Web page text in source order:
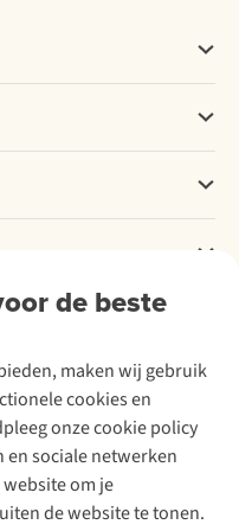
de beste
maken wij gebruik
cookies en
onze cookie policy
sociale netwerken
om je
de website te tonen.